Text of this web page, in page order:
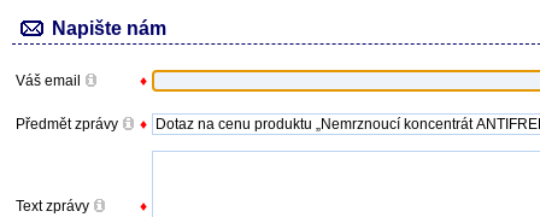
Napište nám
Váš email ♦
Předmět zprávy ♦
Text zprávy ♦